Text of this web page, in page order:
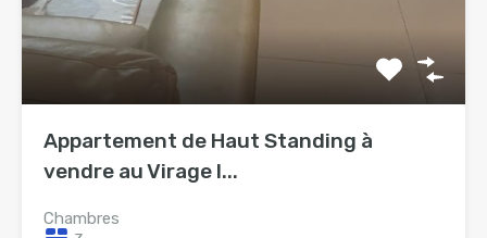
Appartement de Haut Standing à
vendre au Virage I...
Chambres